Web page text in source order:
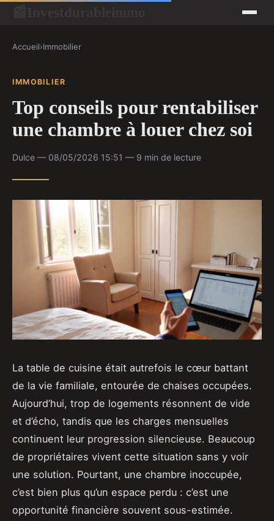
Accueil›Immobilier
IMMOBILIER
Top conseils pour rentabiliser
une chambre à louer chez soi
Dulce — 08/05/2026 15:51 — 9 min de lecture
La table de cuisine était autrefois le cœur battant
de la vie familiale, entourée de chaises occupées.
Aujourd’hui, trop de logements résonnent de vide
et d’écho, tandis que les charges mensuelles
continuent leur progression silencieuse. Beaucoup
de propriétaires vivent cette situation sans y voir
une solution. Pourtant, une chambre inoccupée,
c’est bien plus qu’un espace perdu : c’est une
opportunité financière souvent sous-estimée.